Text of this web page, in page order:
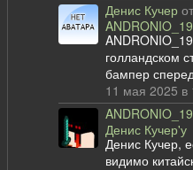
Денис Кучер
голландском
бампер
11 мая 2025
Денис Кучер'у
Денис Кучер,
видимо